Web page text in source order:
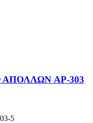
ΑΠΟΛΛΩΝ AP-303
5